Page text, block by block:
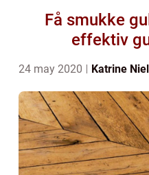
Få smukke
effektiv
24 may 2020 Katrine